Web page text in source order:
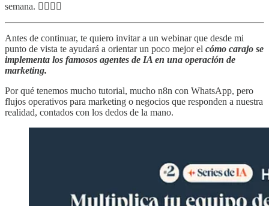
semana. 👇🏻👂🏻
Antes de continuar, te quiero invitar a un webinar que desde mi
punto de vista te ayudará a orientar un poco mejor el cómo carajo se
implementa los famosos agentes de IA en una operación de
marketing.
Por qué tenemos mucho tutorial, mucho n8n con WhatsApp, pero
flujos operativos para marketing o negocios que responden a nuestra
realidad, contados con los dedos de la mano.